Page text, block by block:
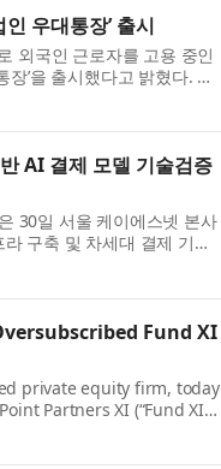
우대통장’ 출시
외국인 근로자를 고용 중인
’을 출시했다고 밝혔다. 이
서 그들을 ...
AI 결제 모델 기술검증
30일 서울 케이에스넷 본사
구축 및 차세대 결제 기술
약에 따라 두 건...
Fund XI
private equity firm, today
Partners XI (“Fund XI”
hard cap, wit...